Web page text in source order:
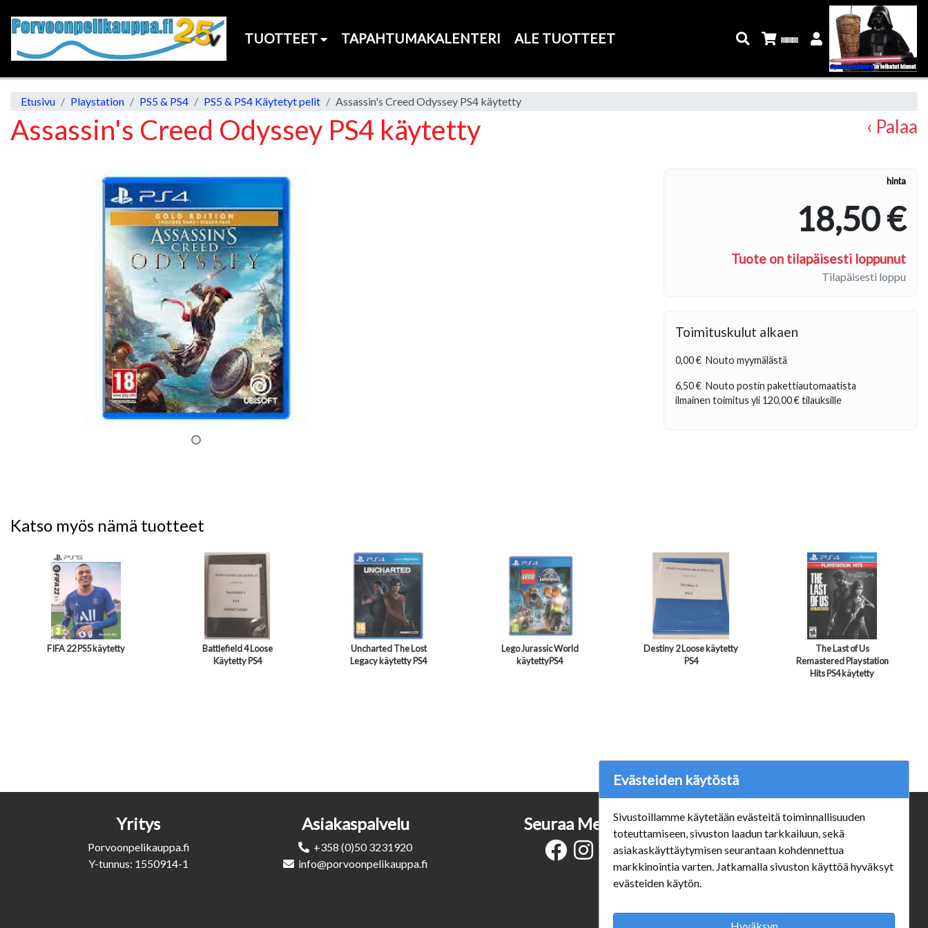
TUOTTEET TAPAHTUMAKALENTERI ALE TUOTTEET
Etusivu Playstation PS5 & PS4 PS5 & PS4 Käytetyt pelit Assassin's Creed Odyssey PS4 käytetty
Assassin's Creed Odyssey PS4 käytetty ‹ Palaa
hinta
18,50 €
Tuote on tilapäisesti loppunut
Tilapäisesti loppu
Toimituskulut alkaen
0,00 € Nouto myymälästä
6,50 € Nouto postin pakettiautomaatista
ilmainen toimitus yli 120,00 €tilauksille
Katso myös nämä tuotteet
FIFA 22 PS5 käytetty
Battlefield 4 Loose
Käytetty PS4
Uncharted The Lost
Legacy käytetty PS4
Lego Jurassic World
käytettyPS4
Destiny 2 Loose käytetty
PS4
The Last of Us
Remastered Playstation
Hits PS4 käytetty
Yritys
Porvoonpelikauppa.fi
Y-tunnus: 1550914-1
Asiakaspalvelu
+358 (0)50 3231920
info@porvoonpelikauppa.fi
Verkkokauppa
#Yhteiskuntavastuu
#porvoonsithlord
Mannerheiminkatu 10 Aukioloajat:
Seuraa Meitä
Evästeiden käytöstä
Sivustoillamme käytetään evästeitä toiminnallisuuden
toteuttamiseen, sivuston laadun tarkkailuun, sekä
asiakaskäyttäytymisen seurantaan kohdennettua
markkinointia varten. Jatkamalla sivuston käyttöä hyväksyt
evästeiden käytön.
Hyväksyn